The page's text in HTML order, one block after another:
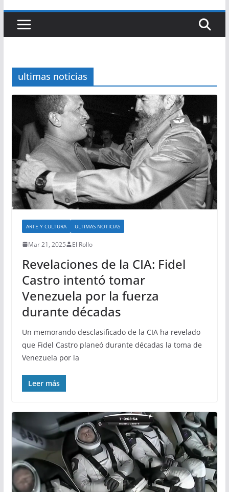
ultimas noticias
ARTE Y CULTURA ULTIMAS NOTICIAS
Mar 21, 2025 El Rollo
Revelaciones de la CIA: Fidel
Castro intentó tomar
Venezuela por la fuerza
durante décadas
Un memorando desclasificado de la CIA ha revelado
que Fidel Castro planeó durante décadas la toma de
Venezuela por la
Leer más